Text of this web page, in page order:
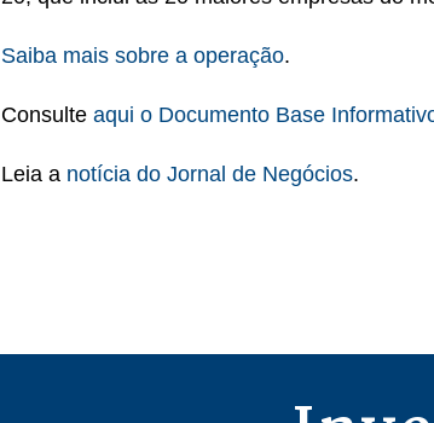
Saiba mais sobre a operação.
Consulte aqui o Documento Base
Leia a notícia do Jornal de Negócios.